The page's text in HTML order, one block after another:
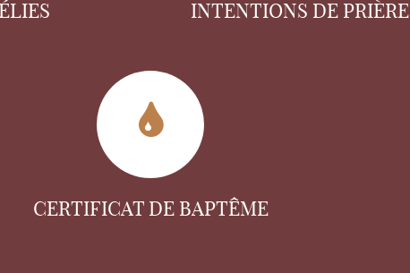
INTENTIONS DE PRIÈRE
CERTIFICAT DE BAPTÊME